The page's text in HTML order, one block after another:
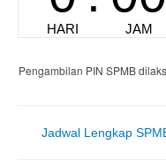
Pengambilan PIN SPMB
Jadwal Lengkap